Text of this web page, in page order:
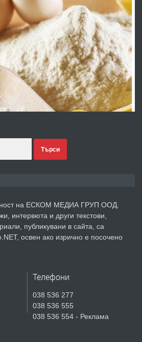
преди 4 дни
апартамент на ул. Липа до
гимназия
преди 4 дни
ОБЗАВЕДЕНА ГАРСОНИЕРА ПОД
преди 6 дни
гараж под наем
обзаведено жилище след
Търси
на ЕСКОМ МЕДИА ГРУП ООД.
интервюта и други текстови,
публикувани в сайта, са
освен ако изрично е посочено
Телефони
038 536 277
038 536 555
038 536 554 - Реклама